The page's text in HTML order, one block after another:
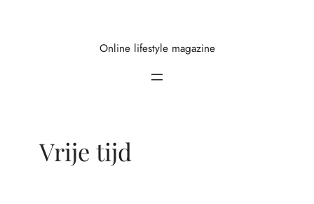
Online lifestyle magazine
Vrije tijd